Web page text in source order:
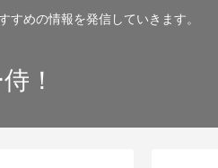
めの情報を発信していきます。
！